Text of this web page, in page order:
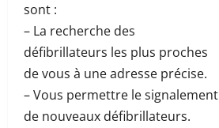
sont :
– La recherche des
défibrillateurs les plus proches
de vous à une adresse précise.
– Vous permettre le signalement
de nouveaux défibrillateurs.